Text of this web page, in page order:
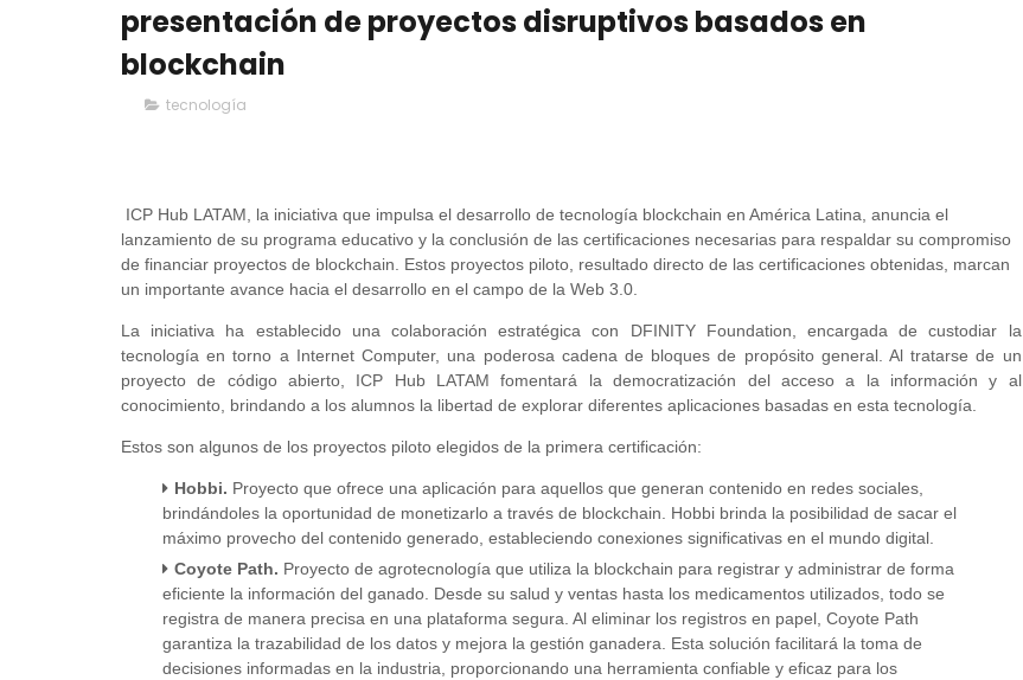
presentación de proyectos disruptivos basados en
blockchain
tecnología
ICP Hub LATAM, la iniciativa que impulsa el desarrollo de tecnología blockchain en América Latina, anuncia el
lanzamiento de su programa educativo y la conclusión de las certificaciones necesarias para respaldar su compromiso
de financiar proyectos de blockchain. Estos proyectos piloto, resultado directo de las certificaciones obtenidas, marcan
un importante avance hacia el desarrollo en el campo de la Web 3.0.
La iniciativa ha establecido una colaboración estratégica con DFINITY Foundation, encargada de custodiar la
tecnología en torno a Internet Computer, una poderosa cadena de bloques de propósito general. Al tratarse de un
proyecto de código abierto, ICP Hub LATAM fomentará la democratización del acceso a la información y al
conocimiento, brindando a los alumnos la libertad de explorar diferentes aplicaciones basadas en esta tecnología.
Estos son algunos de los proyectos piloto elegidos de la primera certificación:
Hobbi. Proyecto que ofrece una aplicación para aquellos que generan contenido en redes sociales,
brindándoles la oportunidad de monetizarlo a través de blockchain. Hobbi brinda la posibilidad de sacar el
máximo provecho del contenido generado, estableciendo conexiones significativas en el mundo digital.
Coyote Path. Proyecto de agrotecnología que utiliza la blockchain para registrar y administrar de forma
eficiente la información del ganado. Desde su salud y ventas hasta los medicamentos utilizados, todo se
registra de manera precisa en una plataforma segura. Al eliminar los registros en papel, Coyote Path
garantiza la trazabilidad de los datos y mejora la gestión ganadera. Esta solución facilitará la toma de
decisiones informadas en la industria, proporcionando una herramienta confiable y eficaz para los